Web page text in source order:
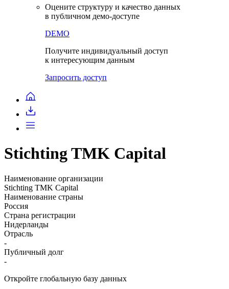
Оцените структуру и качество данных
в публичном демо-доступе
DEMO
Получите индивидуальный доступ
к интересующим данным
Запросить доступ
Stichting TMK Capital
Наименование организации
Stichting TMK Capital
Наименование страны
Россия
Страна регистрации
Нидерланды
Отрасль
-
Публичный долг
-
Откройте глобальную базу данных